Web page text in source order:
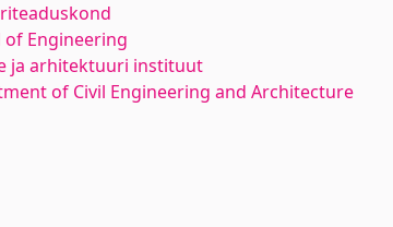
of Engineering
ja arhitektuuri instituut
of Civil Engineering and Architecture